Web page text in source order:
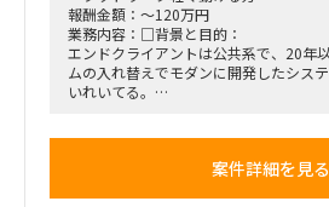
報酬金額：～120万円
業務内容：□背景と目的：
エンドクライアントは公共系で、20年
ムの入れ替えでモダンに開発したシス
いれいてる。
PMO的に動いていただける方を
案件詳細を見る